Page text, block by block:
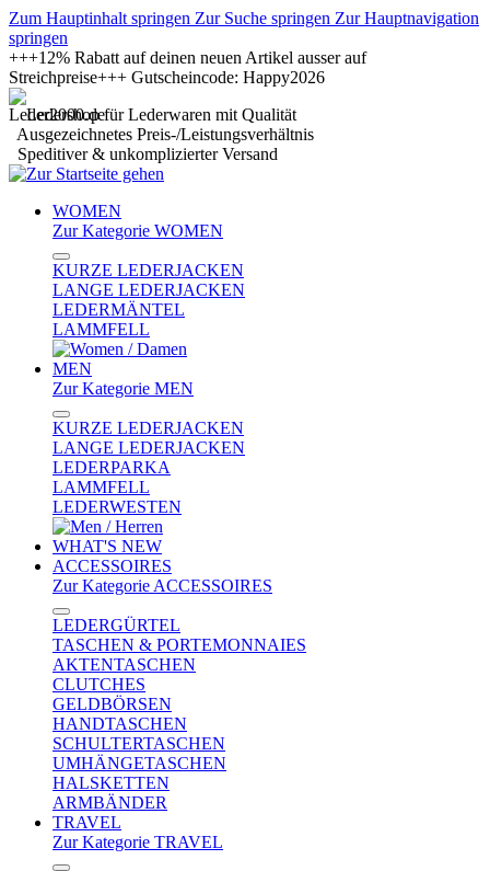
Zum Hauptinhalt springen Zur Suche springen Zur Hauptnavigation
springen
+++12% Rabatt auf deinen neuen Artikel ausser auf
Streichpreise+++ Gutscheincode: Happy2026
Ledershop für Lederwaren mit Qualität
Ausgezeichnetes Preis-/Leistungsverhältnis
Speditiver & unkomplizierter Versand
WOMEN
Zur Kategorie WOMEN
KURZE LEDERJACKEN
LANGE LEDERJACKEN
LEDERMÄNTEL
LAMMFELL
MEN
Zur Kategorie MEN
KURZE LEDERJACKEN
LANGE LEDERJACKEN
LEDERPARKA
LAMMFELL
LEDERWESTEN
WHAT'S NEW
ACCESSOIRES
Zur Kategorie ACCESSOIRES
LEDERGÜRTEL
TASCHEN & PORTEMONNAIES
AKTENTASCHEN
CLUTCHES
GELDBÖRSEN
HANDTASCHEN
SCHULTERTASCHEN
UMHÄNGETASCHEN
HALSKETTEN
ARMBÄNDER
TRAVEL
Zur Kategorie TRAVEL